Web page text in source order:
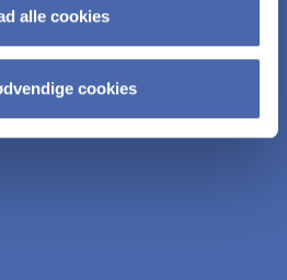
alle cookies
cookies